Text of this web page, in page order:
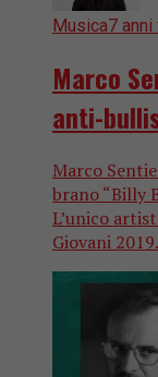
Musica7 anni
Marco
anti-
Marco
brano “Billy
L’unico
Giovani